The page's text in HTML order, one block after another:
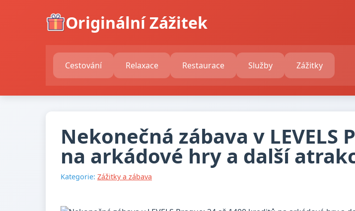
Originální Zážitek
Cestování Relaxace Restaurace Služby Zážitky
Nekonečná zábava v LEVELS
na arkádové hry a další
Kategorie: Zážitky a zábava